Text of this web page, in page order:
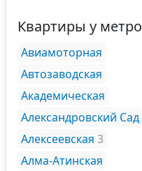
Квартиры у метро
Авиамоторная
Автозаводская
Академическая
Александровский Сад
Алексеевская 3
Алма-Атинская